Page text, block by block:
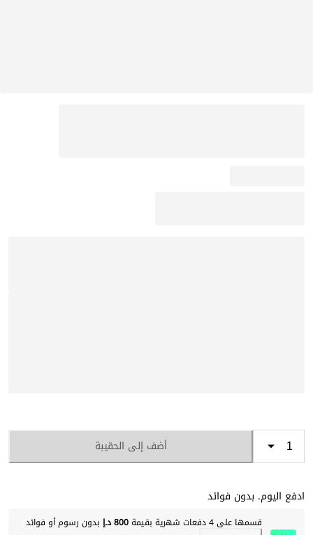
أضف إلى الحقيبة
ادفع اليوم. بدون فوائد
قسمها على 4 دفعات شهرية بقيمة 800 د.إ
بدون رسوم أو فوائد